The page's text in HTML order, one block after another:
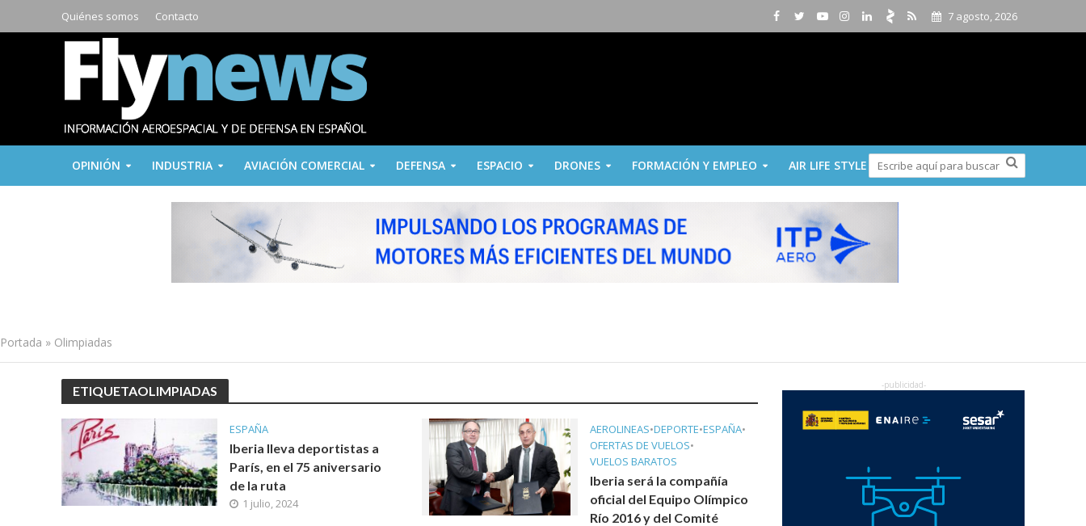
Quiénes somos Contacto 7 agosto, 2026
OPINIÓN INDUSTRIA AVIACIÓN COMERCIAL DEFENSA ESPACIO DRONES FORMACIÓN Y EMPLEO AIR LIFE STYLE
Portada » Olimpiadas
ETIQUETAOLIMPIADAS
ESPAÑA
Iberia lleva deportistas a
París, en el 75 aniversario
de la ruta
1 julio, 2024
AEROLINEAS•DEPORTE•ESPAÑA•
OFERTAS DE VUELOS•
VUELOS BARATOS
Iberia será la compañía
oficial del Equipo Olímpico
Río 2016 y del Comité